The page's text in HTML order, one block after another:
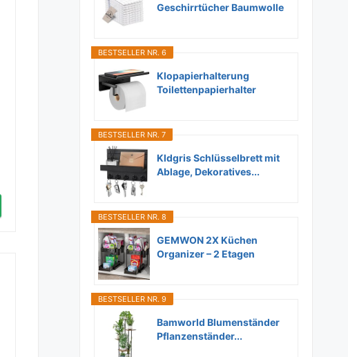
Geschirrtücher Baumwolle
BESTSELLER NR. 6
Klopapierhalterung
Toilettenpapierhalter
BESTSELLER NR. 7
Kldgris Schlüsselbrett mit
Ablage, Dekoratives...
BESTSELLER NR. 8
GEMWON 2X Küchen
Organizer – 2 Etagen
BESTSELLER NR. 9
Bamworld Blumenständer
Pflanzenständer...